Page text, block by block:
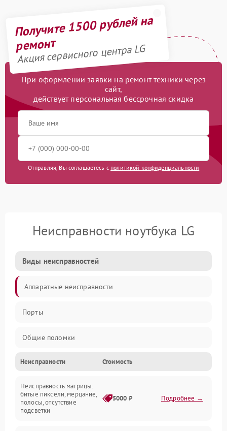
Получите 1500 рублей на
ремонт
Акция сервисного центра LG
При оформлении заявки на ремонт техники через
сайт,
действует персональная бессрочная скидка
Отправляя, Вы соглашаетесь с политикой конфиденциальности
Неисправности ноутбука LG
Виды неисправностей
Аппаратные неисправности
Порты
Общие поломки
Устройства
Программные ошибки
Электрические и системные сбои
Неисправности Стоимость
Неисправность матрицы:
битые пиксели, мерцание,
полосы, отсутствие
подсветки
5000 ₽ Подробнее →